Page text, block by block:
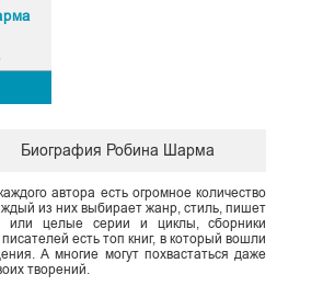
Биография Робина Шарма
автора есть огромное количество
из них выбирает жанр, стиль, пишет
или целые серии и циклы, сборники
есть топ книг, в который вошли
А многие могут похвастаться даже
творений.